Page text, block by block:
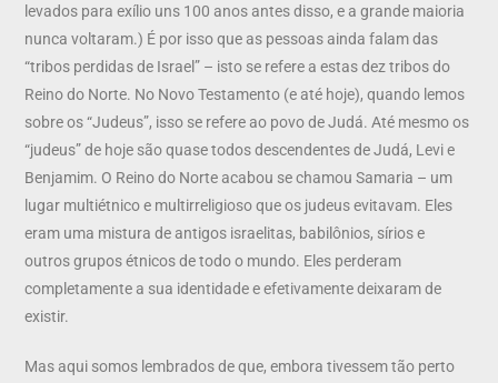
levados para exílio uns 100 anos antes disso, e a grande maioria
nunca voltaram.) É por isso que as pessoas ainda falam das
“tribos perdidas de Israel” – isto se refere a estas dez tribos do
Reino do Norte. No Novo Testamento (e até hoje), quando lemos
sobre os “Judeus”, isso se refere ao povo de Judá. Até mesmo os
“judeus” de hoje são quase todos descendentes de Judá, Levi e
Benjamim. O Reino do Norte acabou se chamou Samaria – um
lugar multiétnico e multirreligioso que os judeus evitavam. Eles
eram uma mistura de antigos israelitas, babilônios, sírios e
outros grupos étnicos de todo o mundo. Eles perderam
completamente a sua identidade e efetivamente deixaram de
existir.
Mas aqui somos lembrados de que, embora tivessem tão perto